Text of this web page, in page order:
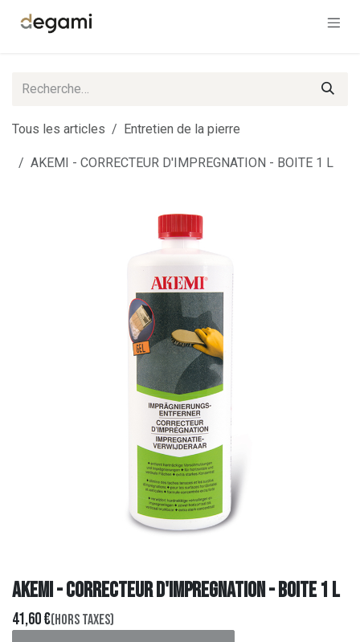
Tous les articles Entretien de la pierre
AKEMI - CORRECTEUR D'IMPREGNATION - BOITE 1 L
AKEMI - CORRECTEUR D'IMPREGNATION - BOITE 1 L
41,60€(Hors taxes)